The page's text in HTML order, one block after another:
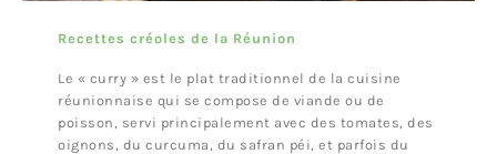
Recettes créoles de la Réunion
Le « curry » est le plat traditionnel de la cuisine
réunionnaise qui se compose de viande ou de
poisson, servi principalement avec des tomates, des
oignons, du curcuma, du safran péi, et parfois du